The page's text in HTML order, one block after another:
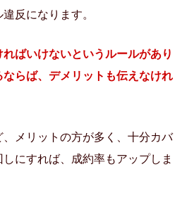
反になります。
ばいけないというルールがあり
ならば、デメリットも伝えなけれ
メリットの方が多く、十分カバ
にすれば、成約率もアップしま